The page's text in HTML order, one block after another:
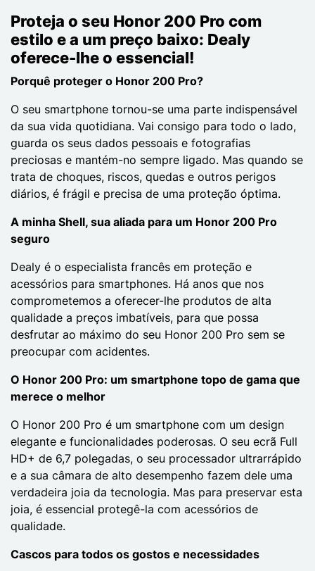
Proteja o seu Honor 200 Pro com
estilo e a um preço baixo: Dealy
oferece-lhe o essencial!
Porquê proteger o Honor 200 Pro?
O seu smartphone tornou-se uma parte indispensável
da sua vida quotidiana. Vai consigo para todo o lado,
guarda os seus dados pessoais e fotografias
preciosas e mantém-no sempre ligado. Mas quando se
trata de choques, riscos, quedas e outros perigos
diários, é frágil e precisa de uma proteção óptima.
A minha Shell, sua aliada para um Honor 200 Pro
seguro
Dealy é o especialista francês em proteção e
acessórios para smartphones. Há anos que nos
comprometemos a oferecer-lhe produtos de alta
qualidade a preços imbatíveis, para que possa
desfrutar ao máximo do seu Honor 200 Pro sem se
preocupar com acidentes.
O Honor 200 Pro: um smartphone topo de gama que
merece o melhor
O Honor 200 Pro é um smartphone com um design
elegante e funcionalidades poderosas. O seu ecrã Full
HD+ de 6,7 polegadas, o seu processador ultrarrápido
e a sua câmara de alto desempenho fazem dele uma
verdadeira joia da tecnologia. Mas para preservar esta
joia, é essencial protegê-la com acessórios de
qualidade.
Cascos para todos os gostos e necessidades